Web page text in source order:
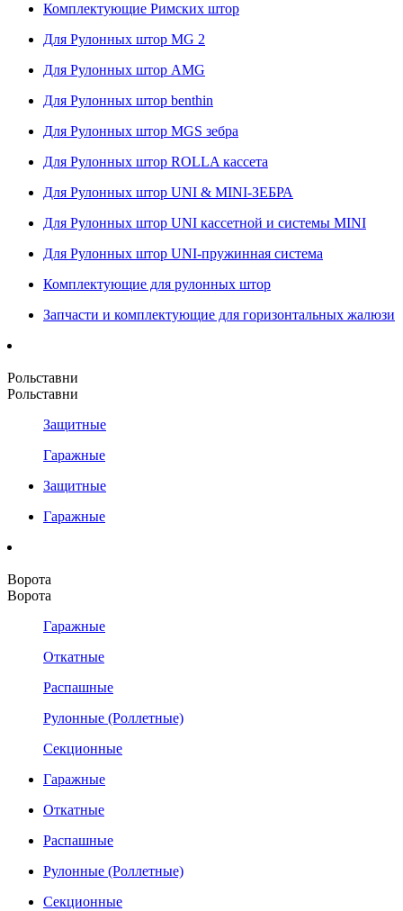
Комплектующие Римских штор
Для Рулонных штор MG 2
Для Рулонных штор AMG
Для Рулонных штор benthin
Для Рулонных штор MGS зебра
Для Рулонных штор ROLLA кассета
Для Рулонных штор UNI & MINI-ЗЕБРА
Для Рулонных штор UNI кассетной и системы MINI
Для Рулонных штор UNI-пружинная система
Комплектующие для рулонных штор
Запчасти и комплектующие для горизонтальных жалюзи
Рольставни
Рольставни
Защитные
Гаражные
Защитные
Гаражные
Ворота
Ворота
Гаражные
Откатные
Распашные
Рулонные (Роллетные)
Секционные
Гаражные
Откатные
Распашные
Рулонные (Роллетные)
Секционные